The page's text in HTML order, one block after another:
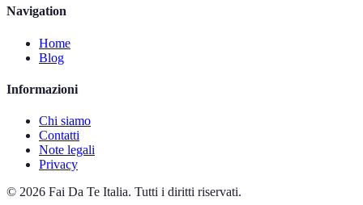
Navigation
Home
Blog
Informazioni
Chi siamo
Contatti
Note legali
Privacy
© 2026 Fai Da Te Italia. Tutti i diritti riservati.